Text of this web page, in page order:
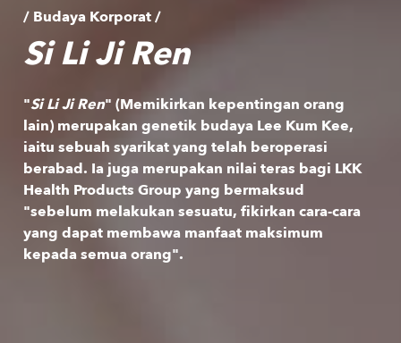
/ Budaya Korporat /
Si Li Ji Ren
"Si Li Ji Ren" (Memikirkan kepentingan orang
lain) merupakan genetik budaya Lee Kum Kee,
iaitu sebuah syarikat yang telah beroperasi
berabad. Ia juga merupakan nilai teras bagi LKK
Health Products Group yang bermaksud
"sebelum melakukan sesuatu, fikirkan cara-cara
yang dapat membawa manfaat maksimum
kepada semua orang".